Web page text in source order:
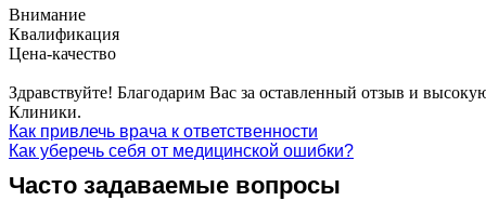
Внимание
Квалификация
Цена-качество
Здравствуйте! Благодарим Вас за оставленный отзыв и
Клиники.
Как привлечь врача к ответственности
Как уберечь себя от медицинской ошибки?
Часто задаваемые вопросы